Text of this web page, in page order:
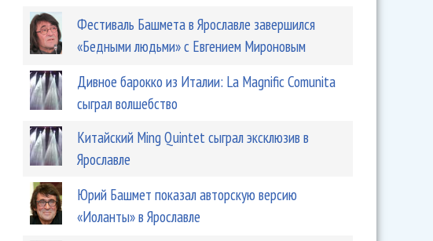
Фестиваль Башмета в Ярославле завершился
«Бедными людьми» с Евгением Мироновым
Дивное барокко из Италии: La Magnific Comunita
сыграл волшебство
Китайский Ming Quintet сыграл эксклюзив в
Ярославле
Юрий Башмет показал авторскую версию
«Иоланты» в Ярославле